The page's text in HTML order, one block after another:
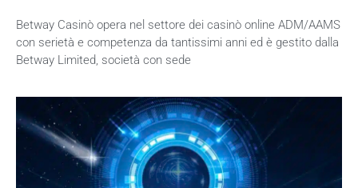
Betway Casinò opera nel settore dei casinò online ADM/AAMS
con serietà e competenza da tantissimi anni ed è gestito dalla
Betway Limited, società con sede